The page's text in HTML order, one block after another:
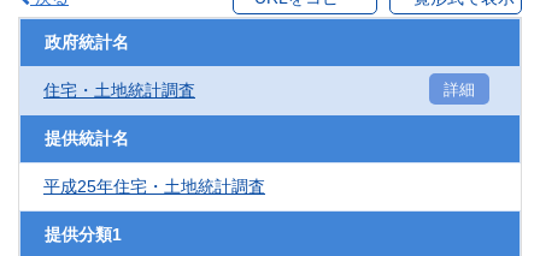
政府統計名
住宅・土地統計調査 詳細
提供統計名
平成25年住宅・土地統計調査
提供分類1